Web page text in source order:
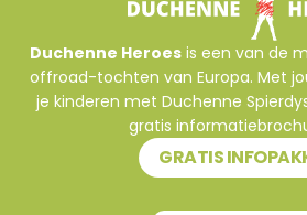
Duchenne Heroes is een van de
offroad-tochten van Europa. Met
je kinderen met Duchenne
gratis
GRATIS